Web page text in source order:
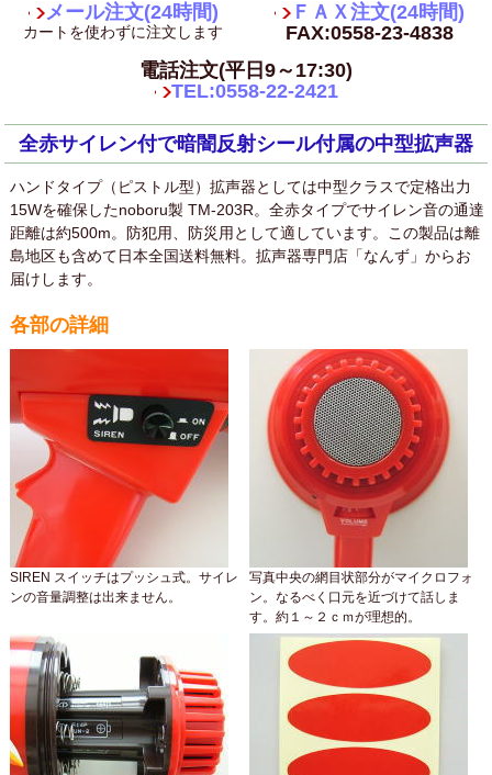
メール注文(24時間)
カートを使わずに注文します
ＦＡＸ注文(24時間)
FAX:0558-23-4838
電話注文(平日9～17:30)
TEL:0558-22-2421
全赤サイレン付で暗闇反射シール付属の中型拡声器
ハンドタイプ（ピストル型）拡声器としては中型クラスで定格出力
15Wを確保したnoboru製 TM-203R。全赤タイプでサイレン音の通達
距離は約500m。防犯用、防災用として適しています。この製品は離
島地区も含めて日本全国送料無料。拡声器専門店「なんず」からお
届けします。
各部の詳細
SIREN スイッチはプッシュ式。サイレ
ンの音量調整は出来ません。
写真中央の網目状部分がマイクロフォ
ン。なるべく口元を近づけて話しま
す。約１～２ｃｍが理想的。